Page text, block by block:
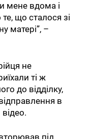
мене вдома і
що сталося зі
матері”, –
не
ті ж
до відділку,
в
під